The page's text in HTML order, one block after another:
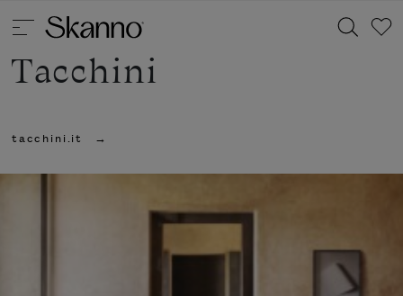
Haku
Type 2 or more characters for results.
Tacchini
tacchini.it